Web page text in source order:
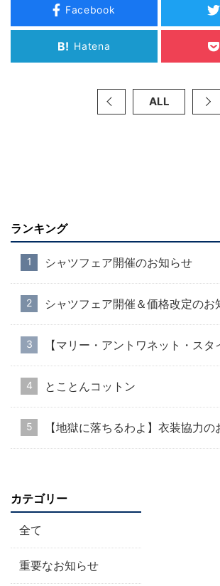
Facebook
B! Hatena
ALL
ランキング
シャツフェア開催のお知らせ
シャツフェア開催＆価格改定のお
【マリー・アントワネット・スタ
とことんコットン
【地獄に落ちるわよ】衣装協力の
カテゴリー
全て
重要なお知らせ